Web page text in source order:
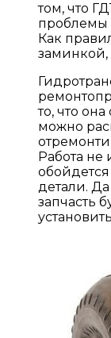
том, что
проблемы
Как
заминкой,
то, что
можно
Работа
детали.
запчасть